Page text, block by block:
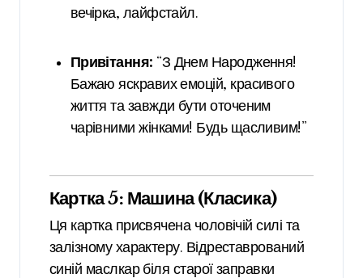
вечірка, лайфстайл.
Привітання: “З Днем Народження!
Бажаю яскравих емоцій, красивого
життя та завжди бути оточеним
чарівними жінками! Будь щасливим!”
Картка 5: Машина (Класика)
Ця картка присвячена чоловічій силі та
залізному характеру. Відреставрований
синій маслкар біля старої заправки